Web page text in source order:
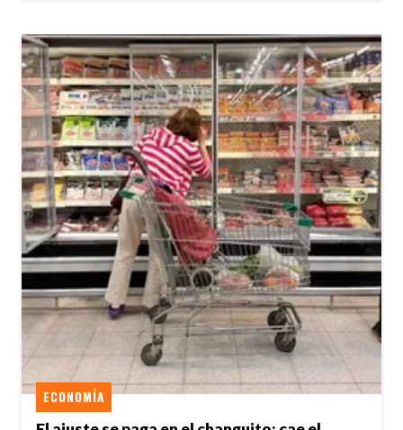
ECONOMÍA